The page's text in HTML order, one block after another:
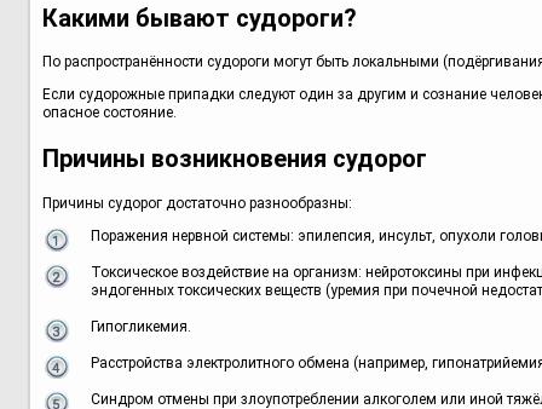
Какими бывают судороги?
По распространённости судороги могут быть локальными
Если судорожные припадки следуют один за другим и сознание
опасное состояние.
Причины возникновения судорог
Причины судорог достаточно разнообразны:
Поражения нервной системы: эпилепсия, инсульт, опухоли
Токсическое воздействие на организм: нейротоксины при
эндогенных токсических веществ (уремия при почечной
Гипогликемия.
Расстройства электролитного обмена (например,
Синдром отмены при злоупотреблении алкоголем или иной